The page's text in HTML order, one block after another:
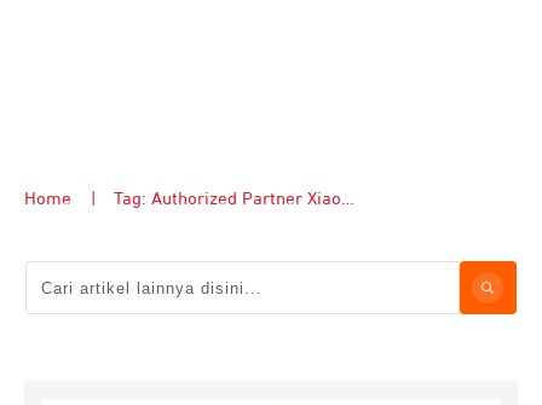
Home Tag: Authorized Partner Xiaomi Bandung